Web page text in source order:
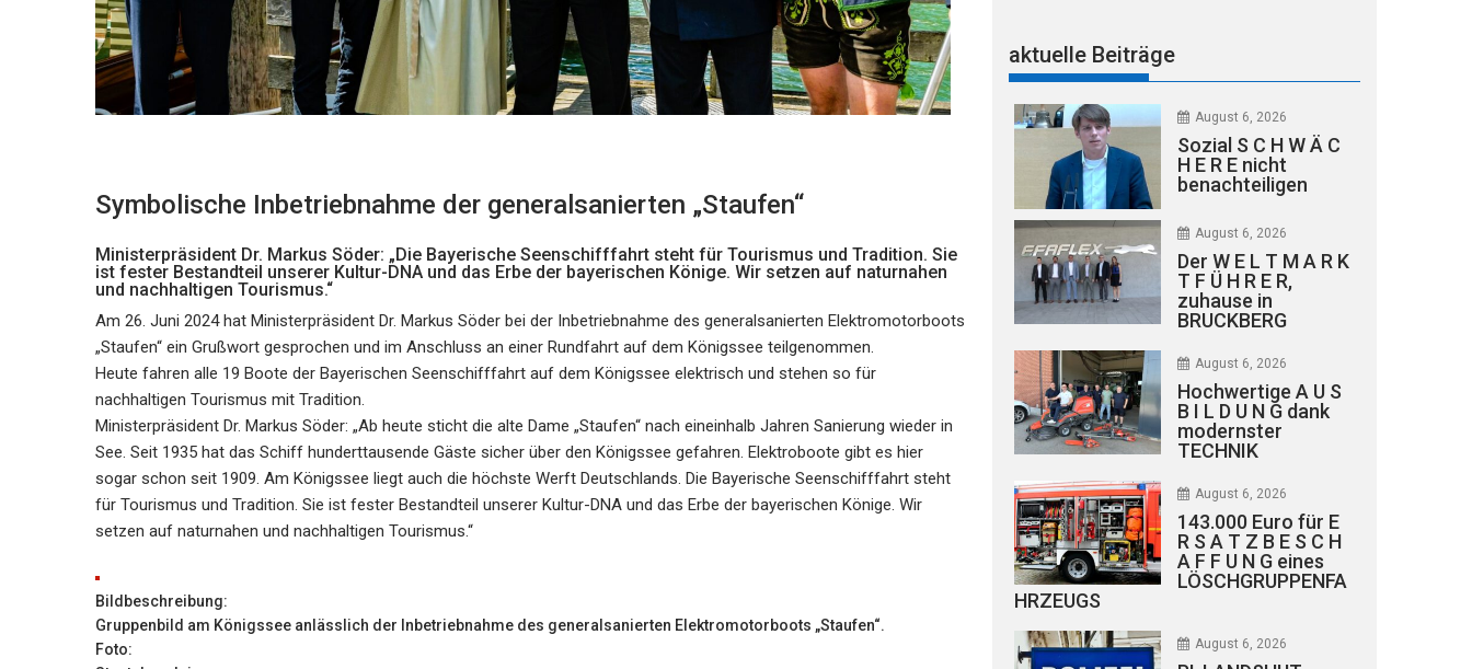
Symbolische Inbetriebnahme der generalsanierten „Staufen“
Ministerpräsident Dr. Markus Söder: „Die Bayerische Seenschifffahrt steht für Tourismus und Tradition. Sie
ist fester Bestandteil unserer Kultur-DNA und das Erbe der bayerischen Könige. Wir setzen auf naturnahen
und nachhaltigen Tourismus.“
Am 26. Juni 2024 hat Ministerpräsident Dr. Markus Söder bei der Inbetriebnahme des generalsanierten Elektromotorboots
„Staufen“ ein Grußwort gesprochen und im Anschluss an einer Rundfahrt auf dem Königssee teilgenommen.
Heute fahren alle 19 Boote der Bayerischen Seenschifffahrt auf dem Königssee elektrisch und stehen so für
nachhaltigen Tourismus mit Tradition.
Ministerpräsident Dr. Markus Söder: „Ab heute sticht die alte Dame „Staufen“ nach eineinhalb Jahren Sanierung wieder in
See. Seit 1935 hat das Schiff hunderttausende Gäste sicher über den Königssee gefahren. Elektroboote gibt es hier
sogar schon seit 1909. Am Königssee liegt auch die höchste Werft Deutschlands. Die Bayerische Seenschifffahrt steht
für Tourismus und Tradition. Sie ist fester Bestandteil unserer Kultur-DNA und das Erbe der bayerischen Könige. Wir
setzen auf naturnahen und nachhaltigen Tourismus.“
Bildbeschreibung:
Gruppenbild am Königssee anlässlich der Inbetriebnahme des generalsanierten Elektromotorboots „Staufen“.
Foto:
aktuelle Beiträge
August 6, 2026
Sozial S C H W Ä C
H E R E nicht
benachteiligen
August 6, 2026
Der W E L T M A R K
T F Ü H R E R,
zuhause in
BRUCKBERG
August 6, 2026
Hochwertige A U S
B I L D U N G dank
modernster
TECHNIK
August 6, 2026
143.000 Euro für E
R S A T Z B E S C H
A F F U N G eines
LÖSCHGRUPPENFA
HRZEUGS
August 6, 2026